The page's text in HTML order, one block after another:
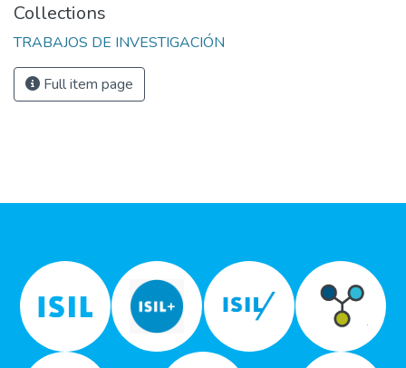
Collections
TRABAJOS DE INVESTIGACIÓN
Full item page